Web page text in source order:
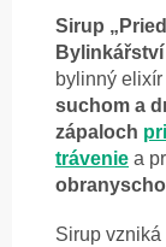
Sirup
bylinný
suchom a
zápaloch
trávenie a
Sirup vzniká